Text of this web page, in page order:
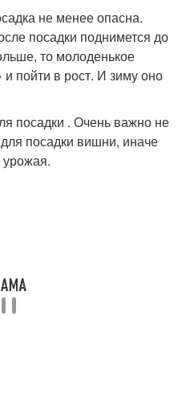
не менее опасна.
посадки поднимется до
то молоденькое
пойти в рост. И зиму оно
посадки . Очень важно не
посадки вишни, иначе